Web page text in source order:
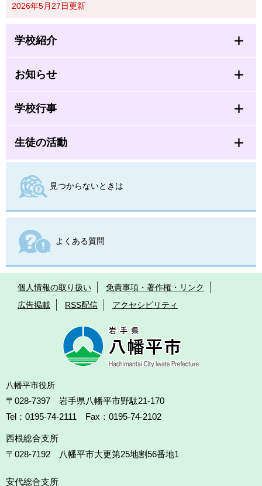
2026年5月27日更新
学校紹介
お知らせ
学校行事
生徒の活動
見つからないときは
よくある質問
個人情報の取り扱い
免責事項・著作権・リンク
広告掲載
RSS配信 アクセシビリティ
八幡平市役所
〒028-7397 岩手県八幡平市野駄21-170
Tel：0195-74-2111 Fax：0195-74-2102
西根総合支所
〒028-7192
八幡平市大更第25地割56番地1
安代総合支所